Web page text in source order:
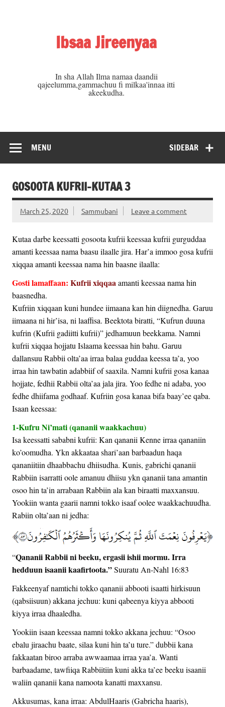
Ibsaa Jireenyaa
In sha Allah Ilma namaa daandii
qajeelumma,gammachuu fi milkaa'innaa itti
akeekudha.
SIDEBAR
MENU
GOSOOTA KUFRII-KUTAA 3
March 25, 2020 Sammubani Leave a comment
Kutaa darbe keessatti gosoota kufrii keessaa kufrii gurguddaa
amanti keessaa nama baasu ilaalle jira. Har’a immoo gosa kufrii
xiqqaa amanti keessaa nama hin baasne ilaalla:
Gosti lamaffaan: Kufrii xiqqaa amanti keessaa nama hin
baasnedha.
Kufriin xiqqaan kuni hundee iimaana kan hin diignedha. Garuu
iimaana ni hir’isa, ni laaffisa. Beektota biratti, “Kufrun duuna
kufrin (Kufrii gadiitti kufrii)” jedhamuun beekkama. Namni
kufrii xiqqaa hojjatu Islaama keessaa hin bahu. Garuu
dallansuu Rabbii olta’aa irraa balaa guddaa keessa ta’a, yoo
irraa hin tawbatin adabbiif of saaxila. Namni kufrii gosa kanaa
hojjate, fedhii Rabbii olta’aa jala jira. Yoo fedhe ni adaba, yoo
fedhe dhiifama godhaaf. Kufriin gosa kanaa bifa baay’ee qaba.
Isaan keessaa:
1-Kufru Ni’mati (qananii waakkachuu)
Isa keessatti sababni kufrii: Kan qananii Kenne irraa qananiin
ko’oomudha. Ykn akkaataa shari’aan barbaadun haqa
qananiitiin dhaabbachu dhiisudha. Kunis, gabrichi qananii
Rabbiin isarratti oole amanuu dhiisu ykn qananii tana amantin
osoo hin ta’in arrabaan Rabbiin ala kan biraatti maxxansuu.
Yookiin wanta gaarii namni tokko isaaf oolee waakkachuudha.
Rabiin olta’aan ni jedha:
“Qananii Rabbii ni beeku, ergasii ishii mormu. Irra
hedduun isaanii kaafirtoota.”Suuratu An-Nahl 16:83
Fakkeenyaf namtichi tokko qananii abbooti isaatti hirkisuun
(qabsiisuun) akkana jechuu: kuni qabeenya kiyya abbooti
kiyya irraa dhaaledha.
Yookiin isaan keessaa namni tokko akkana jechuu: “Osoo
ebalu jiraachu baate, silaa kuni hin ta’u ture.” dubbii kana
fakkaatan biroo arraba awwaamaa irraa yaa’a. Wanti
barbaadame, tawfiiqa Rabbiitiin kuni akka ta’ee beeku isaanii
waliin qananii kana namoota kanatti maxxansu.
Akkusumas, kana irraa: AbdulHaaris (Gabricha haaris),